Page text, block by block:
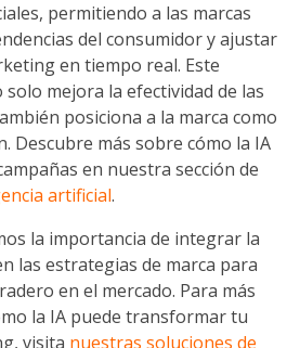
permitiendo a las marcas
del consumidor y ajustar
en tiempo real. Este
mejora la efectividad de las
posiciona a la marca como
Descubre más sobre cómo la IA
en nuestra sección de
artificial.
la importancia de integrar la
las estrategias de marca para
en el mercado. Para más
la IA puede transformar tu
visita nuestras soluciones de